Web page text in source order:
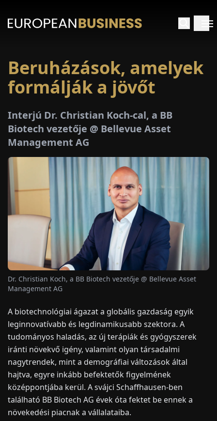
PAPÍR
KAPCSOLAT
Beruházások, amelyek
formálják a jövőt
Interjú Dr. Christian Koch-cal, a BB
Biotech vezetője @ Bellevue Asset
Management AG
Dr. Christian Koch, a BB Biotech vezetője @ Bellevue Asset
Management AG
A biotechnológiai ágazat a globális gazdaság egyik
leginnovatívabb és legdinamikusabb szektora. A
tudományos haladás, az új terápiák és gyógyszerek
iránti növekvő igény, valamint olyan társadalmi
nagytrendek, mint a demográfiai változások által
hajtva, egyre inkább befektetők figyelmének
középpontjába kerül. A svájci Schaffhausen-ben
található BB Biotech AG évek óta fektet be ennek a
növekedési piacnak a vállalataiba.